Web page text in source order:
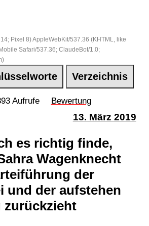
Pixel 8) AppleWebKit/537.36 (KHTML, like
Safari/537.36; ClaudeBot/1.0;
Verzeichnis
Aufrufe Bewertung
13. März 2019
es richtig finde,
Wagenknecht
der
und der aufstehen
zurückzieht